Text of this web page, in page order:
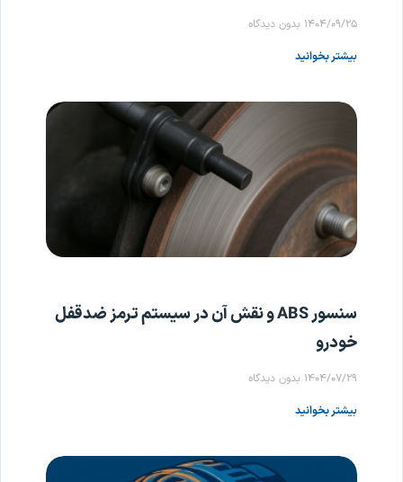
۱۴۰۴/۰۹/۲۵ بدون دیدگاه
بیشتر بخوانید
سنسور ABS و نقش آن در سیستم ترمز ضدقفل
خودرو
۱۴۰۴/۰۷/۲۹ بدون دیدگاه
بیشتر بخوانید